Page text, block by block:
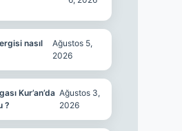
nasıl
Ağustos 5,
2026
Kur’an’da
?
Ağustos 3,
2026